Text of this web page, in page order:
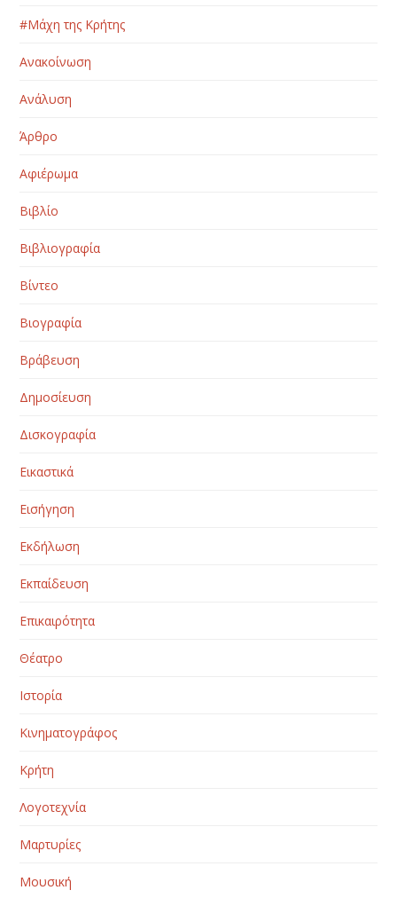
#Μάχη της Κρήτης
Ανακοίνωση
Ανάλυση
Άρθρο
Αφιέρωμα
Βιβλίο
Βιβλιογραφία
Βίντεο
Βιογραφία
Βράβευση
Δημοσίευση
Δισκογραφία
Εικαστικά
Εισήγηση
Εκδήλωση
Εκπαίδευση
Επικαιρότητα
Θέατρο
Ιστορία
Κινηματογράφος
Κρήτη
Λογοτεχνία
Μαρτυρίες
Μουσική